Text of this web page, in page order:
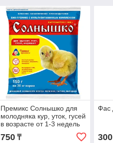
Премикс Солнышко для
молодняка кур, уток, гусей
в возрасте от 1-3 недель
(0,5%) (150г)
750₸
Фас
300